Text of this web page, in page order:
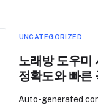
UNCATEGORIZED
노래방 도우미
정확도와 빠른
Auto-generated